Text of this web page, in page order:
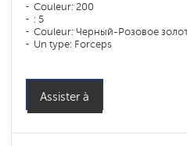
Couleur: 200
: 5
Couleur: Черный-Розовое
Un type: Forceps
Assister à